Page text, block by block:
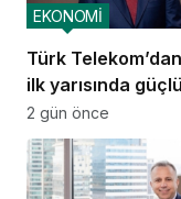
Türk Telekom’dan
ilk yarısında güçlü
performans
EKONOMİ
2 gün önce